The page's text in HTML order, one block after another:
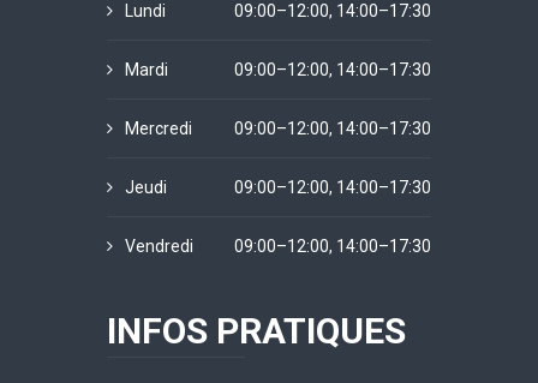
Lundi 09:00–12:00, 14:00–17:30
Mardi 09:00–12:00, 14:00–17:30
Mercredi 09:00–12:00, 14:00–17:30
Jeudi 09:00–12:00, 14:00–17:30
Vendredi 09:00–12:00, 14:00–17:30
INFOS PRATIQUES